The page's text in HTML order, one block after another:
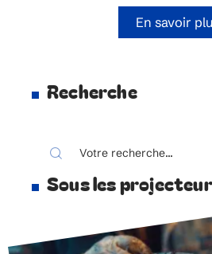
En savoir
Recherche
Sous les